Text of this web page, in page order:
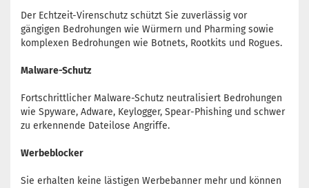
Der Echtzeit-Virenschutz schützt Sie zuverlässig vor
gängigen Bedrohungen wie Würmern und Pharming sowie
komplexen Bedrohungen wie Botnets, Rootkits und Rogues.
Malware-Schutz
Fortschrittlicher Malware-Schutz neutralisiert Bedrohungen
wie Spyware, Adware, Keylogger, Spear-Phishing und schwer
zu erkennende Dateilose Angriffe.
Werbeblocker
Sie erhalten keine lästigen Werbebanner mehr und können